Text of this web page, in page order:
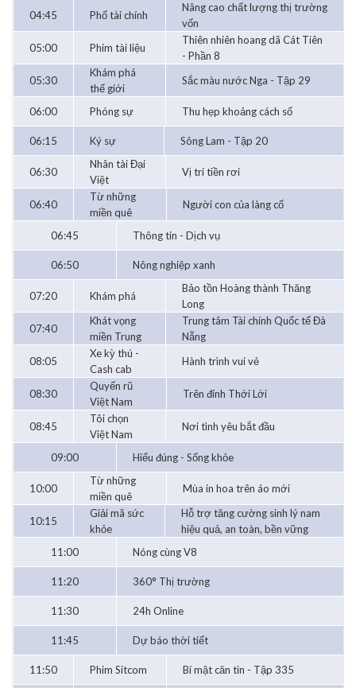
04:45
Phố tài chính
Nâng cao chất lượng thị trường
vốn
05:00
Phim tài liệu
Thiên nhiên hoang dã Cát Tiên
- Phần 8
05:30
Khám phá
thế giới
Sắc màu nước Nga - Tập 29
06:00 Phóng sự Thu hẹp khoảng cách số
06:15 Ký sự Sông Lam - Tập 20
06:30
Nhân tài Đại
Việt
Vị trí tiền rơi
06:40
Từ những
miền quê
Người con của làng cổ
06:45 Thông tin - Dịch vụ
06:50 Nông nghiệp xanh
07:20 Khám phá
Bảo tồn Hoàng thành Thăng
Long
07:40
Khát vọng
miền Trung
Trung tâm Tài chính Quốc tế Đà
Nẵng
08:05
Xe kỳ thú -
Cash cab
Hành trình vui vẻ
08:30
Quyến rũ
Việt Nam
Trên đỉnh Thới Lới
08:45
Tôi chọn
Việt Nam
Nơi tình yêu bắt đầu
09:00 Hiểu đúng - Sống khỏe
10:00
Từ những
miền quê
Mùa in hoa trên áo mới
10:15
Giải mã sức
khỏe
Hỗ trợ tăng cường sinh lý nam
hiệu quả, an toàn, bền vững
11:00
Nóng cùng V8
11:20 360° Thị trường
11:30 24h Online
11:45 Dự báo thời tiết
11:50 Phim Sitcom Bí mật căn tin - Tập 335